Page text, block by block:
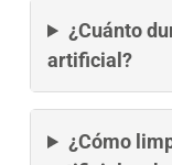
¿Cuánto
artificial?
¿Cómo